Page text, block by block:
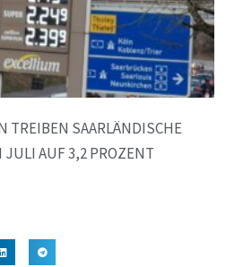
TREIBEN SAARLÄNDISCHE
JULI AUF 3,2 PROZENT